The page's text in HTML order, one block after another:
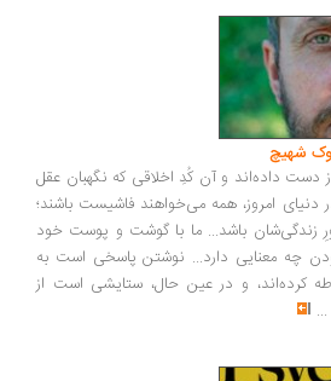
و آن کُدِ اخلاقی که نگهبان عقل
همه می‌خواهند فاشیست باشند؛
باشد... ما با گوشت و پوست خود
دارد... نوشتن پاسخی است به
و در عین حال، ستایشی است از